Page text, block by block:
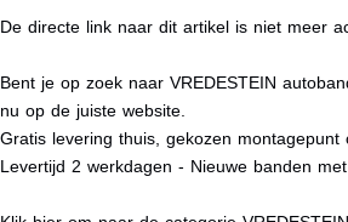
De directe link naar dit artikel is niet meer
Bent je op zoek naar VREDESTEIN
nu op de juiste website.
Gratis levering thuis, gekozen montagepunt
Levertijd 2 werkdagen - Nieuwe banden